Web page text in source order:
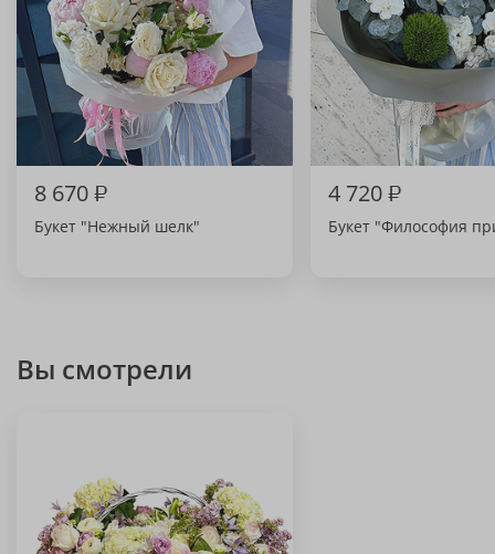
8 670₽
Букет "Нежный шелк"
4 720₽
Букет "Философия
Вы смотрели